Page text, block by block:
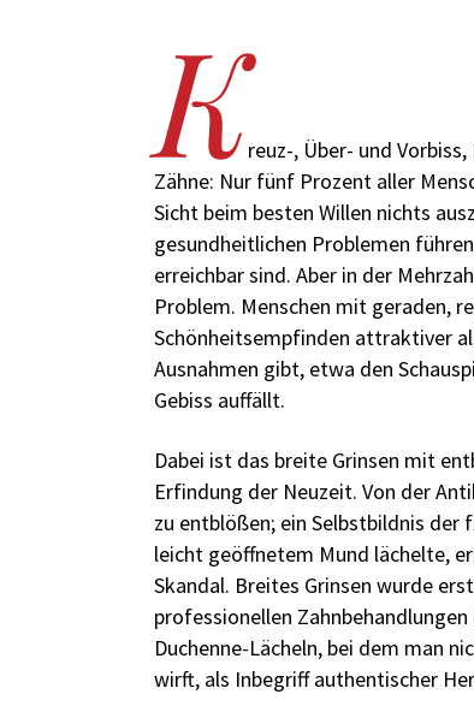
Kreuz-, Über- und
Zähne: Nur fünf Prozent aller
Sicht beim besten Willen nichts
gesundheitlichen Problemen
erreichbar sind. Aber in der
Problem. Menschen mit geraden,
Schönheitsempfinden attraktiver
Ausnahmen gibt, etwa den
Gebiss auffällt.
Dabei ist das breite Grinsen mit
Erfindung der Neuzeit. Von der
zu entblößen; ein Selbstbildnis der
leicht geöffnetem Mund lächelte,
Skandal. Breites Grinsen wurde
professionellen
Duchenne-Lächeln, bei dem man
wirft, als Inbegriff authentischer